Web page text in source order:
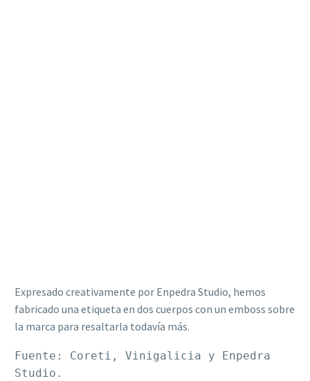
Expresado creativamente por Enpedra Studio, hemos
fabricado una etiqueta en dos cuerpos con un emboss sobre
la marca para resaltarla todavía más.
Fuente: Coreti, Vinigalicia y Enpedra
Studio.